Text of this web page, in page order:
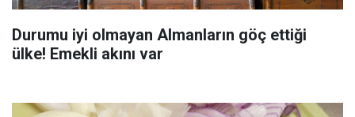
Durumu iyi olmayan Almanların göç ettiği
ülke! Emekli akını var